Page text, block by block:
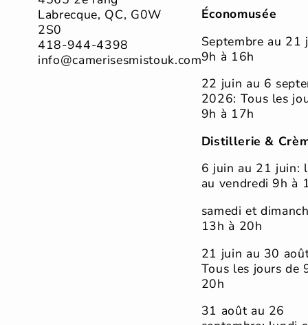
Labrecque, QC, G0W
2S0
418-944-4398
info@camerisesmistouk.com
Économusée
Septembre au 21
9h à 16h
22 juin au 6
2026: Tous les
9h à 17h
Distillerie &
6 juin au 21 juin:
au vendredi 9h à
samedi et
13h à 20h
21 juin au 30
Tous les jours de
20h
31 août au 26